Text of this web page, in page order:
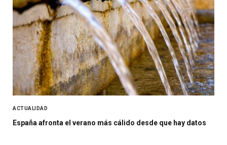
ACTUALIDAD
España afronta el verano más cálido desde que hay datos